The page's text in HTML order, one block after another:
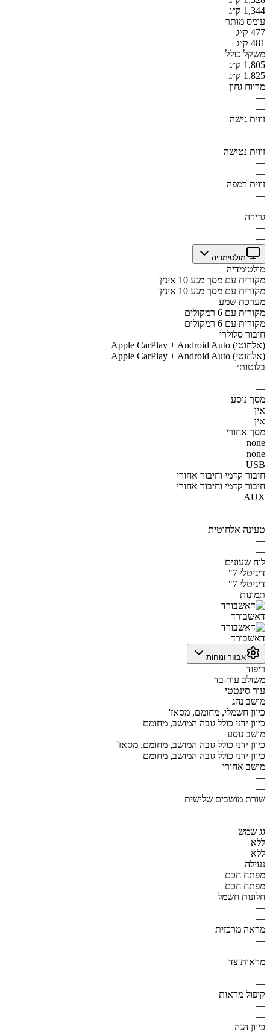
1,344 ק״ג
עומס מותר
477 ק״ג
481 ק״ג
משקל כולל
1,805 ק״ג
1,825 ק״ג
מרווח גחון
—
—
זווית גישה
—
—
זווית נטישה
—
—
זווית רמפה
—
—
גרירה
—
—
מולטימדיה
מולטימדיה
מקורית עם מסך מגע 10 אינץ'
מקורית עם מסך מגע 10 אינץ'
מערכת שמע
מקורית עם 6 רמקולים
מקורית עם 6 רמקולים
חיבור סלולרי
Apple CarPlay + Android Auto (אלחוטי)
Apple CarPlay + Android Auto (אלחוטי)
בלוטות׳
—
—
מסך נוסע
אין
אין
מסך אחורי
none
none
USB
חיבור קדמי וחיבור אחורי
חיבור קדמי וחיבור אחורי
AUX
—
—
טעינה אלחוטית
—
—
לוח שעונים
דיגיטלי 7"
דיגיטלי 7"
תמונות
דאשבורד
דאשבורד
אבזור ונוחות
ריפוד
משולב עור-בד
עור סינטטי
מושב נהג
כיוון חשמלי, מחומם, מסאז'
כיוון ידני כולל גובה המושב, מחומם
מושב נוסע
כיוון ידני כולל גובה המושב, מחומם, מסאז'
כיוון ידני כולל גובה המושב, מחומם
מושב אחורי
—
—
שורת מושבים שלישית
—
—
גג שמש
ללא
ללא
נעילה
מפתח חכם
מפתח חכם
חלונות חשמל
—
—
מראה מרכזית
—
—
מראות צד
—
—
קיפול מראות
—
—
כיוון הגה